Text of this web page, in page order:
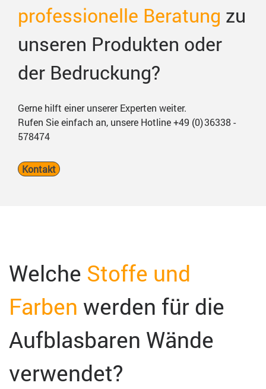
professionelle Beratung zu
unseren Produkten oder
der Bedruckung?
Gerne hilft einer unserer Experten weiter.
Rufen Sie einfach an, unsere Hotline +49 (0) 36338 -
578474
Kontakt
Welche Stoffe und
Farben werden für die
Aufblasbaren Wände
verwendet?